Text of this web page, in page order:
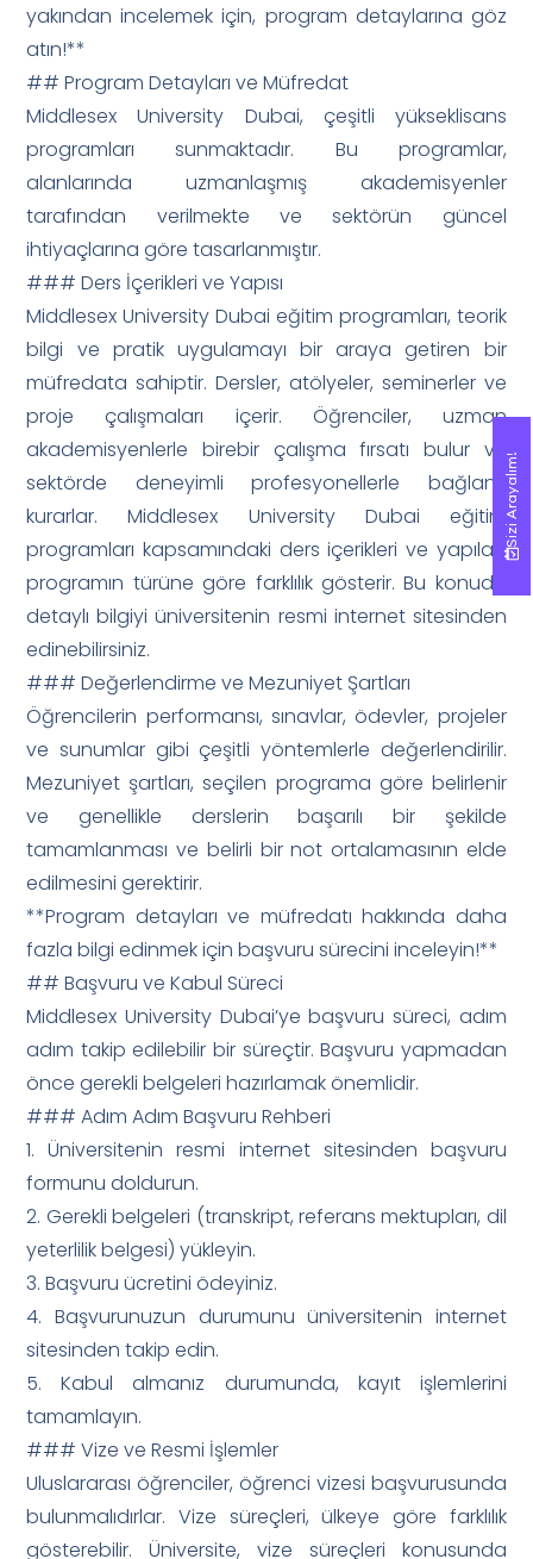
yakından incelemek için, program detaylarına göz
atın!**
## Program Detayları ve Müfredat
Middlesex University Dubai, çeşitli yükseklisans
programları sunmaktadır. Bu programlar,
alanlarında uzmanlaşmış akademisyenler
tarafından verilmekte ve sektörün güncel
ihtiyaçlarına göre tasarlanmıştır.
### Ders İçerikleri ve Yapısı
Middlesex University Dubai eğitim programları, teorik
bilgi ve pratik uygulamayı bir araya getiren bir
müfredata sahiptir. Dersler, atölyeler, seminerler ve
proje çalışmaları içerir. Öğrenciler, uzman
akademisyenlerle birebir çalışma fırsatı bulur ve
sektörde deneyimli profesyonellerle bağlantı
kurarlar. Middlesex University Dubai eğitim
programları kapsamındaki ders içerikleri ve yapıları,
programın türüne göre farklılık gösterir. Bu konuda
detaylı bilgiyi üniversitenin resmi internet sitesinden
edinebilirsiniz.
### Değerlendirme ve Mezuniyet Şartları
Öğrencilerin performansı, sınavlar, ödevler, projeler
ve sunumlar gibi çeşitli yöntemlerle değerlendirilir.
Mezuniyet şartları, seçilen programa göre belirlenir
ve genellikle derslerin başarılı bir şekilde
tamamlanması ve belirli bir not ortalamasının elde
edilmesini gerektirir.
**Program detayları ve müfredatı hakkında daha
fazla bilgi edinmek için başvuru sürecini inceleyin!**
## Başvuru ve Kabul Süreci
Middlesex University Dubai’ye başvuru süreci, adım
adım takip edilebilir bir süreçtir. Başvuru yapmadan
önce gerekli belgeleri hazırlamak önemlidir.
### Adım Adım Başvuru Rehberi
1. Üniversitenin resmi internet sitesinden başvuru
formunu doldurun.
2. Gerekli belgeleri (transkript, referans mektupları, dil
yeterlilik belgesi) yükleyin.
3. Başvuru ücretini ödeyiniz.
4. Başvurunuzun durumunu üniversitenin internet
sitesinden takip edin.
5. Kabul almanız durumunda, kayıt işlemlerini
tamamlayın.
### Vize ve Resmi İşlemler
Uluslararası öğrenciler, öğrenci vizesi başvurusunda
bulunmalıdırlar. Vize süreçleri, ülkeye göre farklılık
gösterebilir. Üniversite, vize süreçleri konusunda
Sizi Arayalım!
Sizi Arayalım!